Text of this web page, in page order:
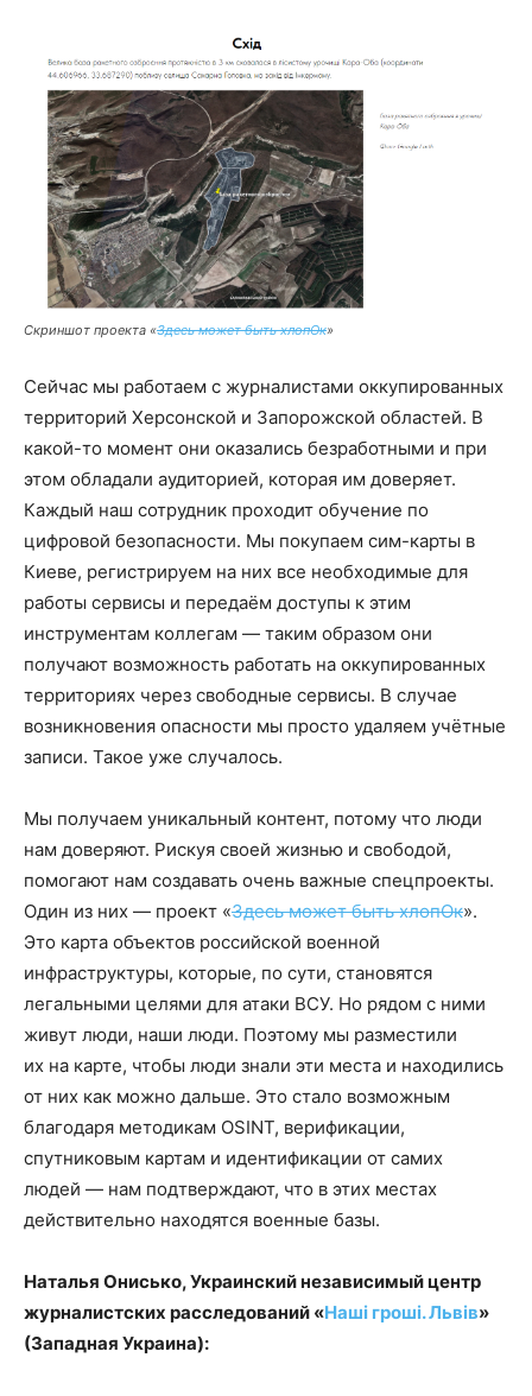
Скриншот проекта «Здесь может быть хлопОк»
Сейчас мы работаем с журналистами оккупированных
территорий Херсонской и Запорожской областей. В
какой-то момент они оказались безработными и при
этом обладали аудиторией, которая им доверяет.
Каждый наш сотрудник проходит обучение по
цифровой безопасности. Мы покупаем сим-карты в
Киеве, регистрируем на них все необходимые для
работы сервисы и передаём доступы к этим
инструментам коллегам — таким образом они
получают возможность работать на оккупированных
территориях через свободные сервисы. В случае
возникновения опасности мы просто удаляем учётные
записи. Такое уже случалось.
Мы получаем уникальный контент, потому что люди
нам доверяют. Рискуя своей жизнью и свободой,
помогают нам создавать очень важные спецпроекты.
Один из них — проект «Здесь может быть хлопОк».
Это карта объектов российской военной
инфраструктуры, которые, по сути, становятся
легальными целями для атаки ВСУ. Но рядом с ними
живут люди, наши люди. Поэтому мы разместили
их на карте, чтобы люди знали эти места и находились
от них как можно дальше. Это стало возможным
благодаря методикам OSINT, верификации,
спутниковым картам и идентификации от самих
людей — нам подтверждают, что в этих местах
действительно находятся военные базы.
Наталья Онисько, Украинский независимый центр
журналистских расследований «Наші гроші. Львів»
(Западная Украина):